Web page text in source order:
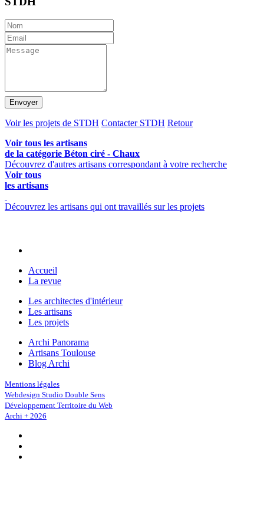
Envoyer
Voir les projets de STDH Contacter STDH Retour
Voir tous les artisans
de la catégorie Béton ciré - Chaux
Découvrez d'autres artisans correspondant à votre recherche
Voir tous
les artisans
Découvrez les artisans qui ont travaillés sur les projets
Accueil
La revue
Les architectes d'intérieur
Les artisans
Les projets
Archi Panorama
Artisans Toulouse
Blog Archi
Mentions légales
Webdesign Studio Double Sens
Développement Territoire du Web
Archi + 2026